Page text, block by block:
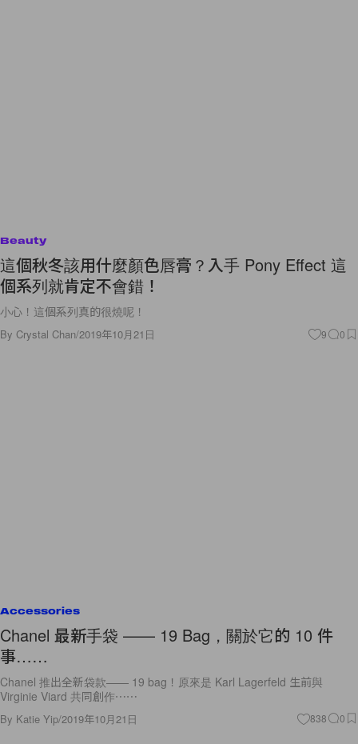
Beauty
這個秋冬該用什麼顏色唇膏？入手 Pony Effect 這
個系列就肯定不會錯！
小心！這個系列真的很燒呢！
By Crystal Chan/2019年10月21日 9 0
Accessories
Chanel 最新手袋 —— 19 Bag，關於它的 10 件
事……
Chanel 推出全新袋款—— 19 bag！原來是 Karl Lagerfeld 生前與
Virginie Viard 共同創作⋯⋯
By Katie Yip/2019年10月21日 838 0